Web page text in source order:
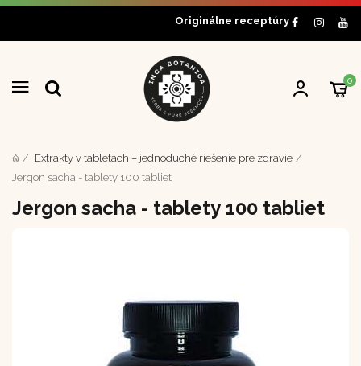
Originálne receptúry
0
Extrakty v tabletách – jednoduché riešenie pre zdravie
Jergon sacha - tablety 100 tabliet
Jergon sacha - tablety 100 tabliet